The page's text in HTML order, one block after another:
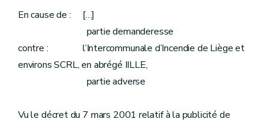
En cause de : […]
partie demanderesse
contre : l’Intercommunale d’Incendie de Liège et
environs SCRL, en abrégé IILLE,
partie adverse
Vu le décret du 7 mars 2001 relatif à la publicité de